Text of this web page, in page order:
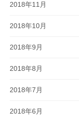
2018年11月
2018年10月
2018年9月
2018年8月
2018年7月
2018年6月